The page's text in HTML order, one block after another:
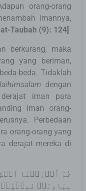
orang-orang
imannya,
at-Taubah (9): 124]
berkurang, maka
yang beriman,
beda. Tidaklah
dengan
iman para
iman orang-
Perbedaan
orang-orang yang
derajat mereka di
ثُمَّ أَوۡرَثۡنَا
عِبَادِنَاۖ فَمِنۡهُمۡ